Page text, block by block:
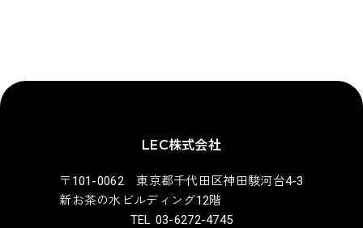
LEC株式会社
〒101-0062 東京都千代田区神田駿河台4-3
新お茶の水ビルディング12階
TEL 03-6272-4745